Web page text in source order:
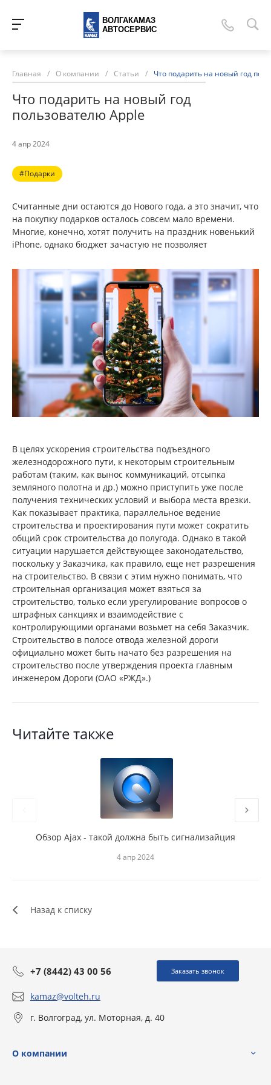
ВОЛГАКАМАЗ
АВТОСЕРВИС
Главная / О компании / Статьи / Что подарить на новый год
Что подарить на новый год
пользователю Apple
4 апр 2024
#Подарки
Считанные дни остаются до Нового года, а это значит, что
на покупку подарков осталось совсем мало времени.
Многие, конечно, хотят получить на праздник новенький
iPhone, однако бюджет зачастую не позволяет
В целях ускорения строительства подъездного
железнодорожного пути, к некоторым строительным
работам (таким, как вынос коммуникаций, отсыпка
земляного полотна и др.) можно приступить уже после
получения технических условий и выбора места врезки.
Как показывает практика, параллельное ведение
строительства и проектирования пути может сократить
общий срок строительства до полугода. Однако в такой
ситуации нарушается действующее законодательство,
поскольку у Заказчика, как правило, еще нет разрешения
на строительство. В связи с этим нужно понимать, что
строительная организация может взяться за
строительство, только если урегулирование вопросов о
штрафных санкциях и взаимодействие с
контролирующими органами возьмет на себя Заказчик.
Строительство в полосе отвода железной дороги
официально может быть начато без разрешения на
строительство после утверждения проекта главным
инженером Дороги (ОАО «РЖД».)
Читайте также
Обзор Ajax - такой должна быть сигнализайция
4 апр 2024
Назад к списку
+7 (8442) 43 00 56 Заказать звонок
kamaz@volteh.ru
г. Волгоград, ул. Моторная, д. 40
О компании